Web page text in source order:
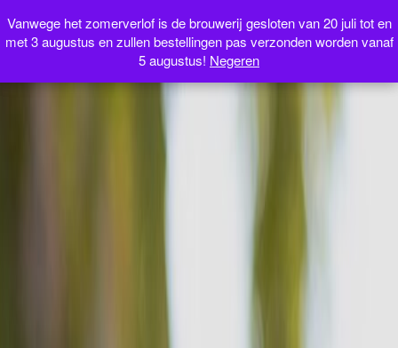
Webshop
IT 0 artikelen
Vanwege het zomerverlof is de brouwerij gesloten van 20 juli tot en
met 3 augustus en zullen bestellingen pas verzonden worden vanaf
5 augustus! Negeren
Vanwege het zomerverlof is de brouwerij gesloten van 20 juli tot en
met 3 augustus en zullen bestellingen pas verzonden worden vanaf
5 augustus! Negeren